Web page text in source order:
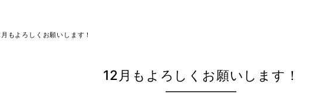
もよろしくお願いします！
12月もよろしくお願いします！